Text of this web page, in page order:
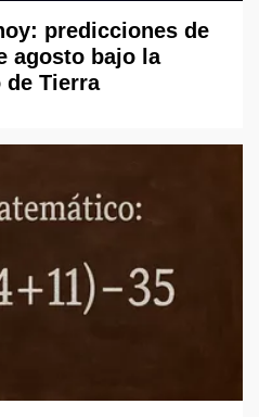
predicciones de
agosto bajo la
de Tierra